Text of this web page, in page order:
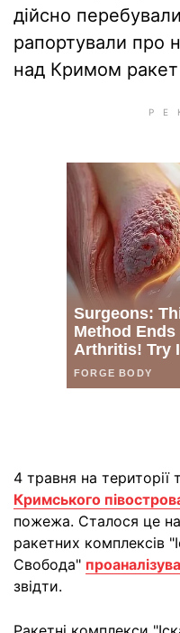
дійсно
рапортували про
над Кримом ракет
4 травня на території
Кримського
пожежа. Сталося це на
ракетних комплексів
Свобода"
звідти.